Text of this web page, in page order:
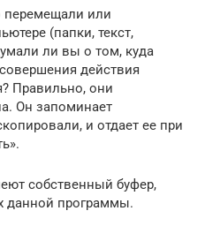
перемещали или
(папки, текст,
ли вы о том, куда
действия
Правильно, они
Он запоминает
и отдает ее при
собственный буфер,
данной программы.